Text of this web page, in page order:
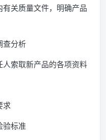
有关质量文件，明确产品
查分析
人索取新产品的各项资料
求
验标准